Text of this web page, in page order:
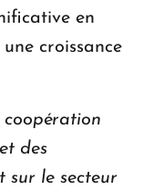
en
croissance
coopération
des
sur le secteur